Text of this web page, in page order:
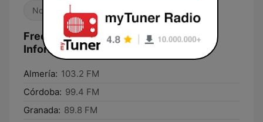
Notizie Radio locale
Frequenze RAI Radio Andalucía
Información:
Almería: 103.2 FM
Córdoba: 99.4 FM
Granada: 89.8 FM